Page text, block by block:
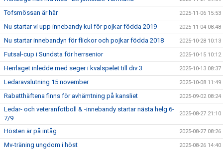
Tofsmössan är här 2025-11-06 15:53
Nu startar vi upp innebandy kul för pojkar födda 2019 2025-11-04 08:48
Nu startar innebandyn för flickor och pojkar födda 2018 2025-10-28 10:13
Futsal-cup i Sundsta för herrsenior 2025-10-15 10:12
Herrlaget inledde med seger i kvalspelet till div 3 2025-10-13 08:37
Ledaravslutning 15 november 2025-10-08 11:49
Rabatthäftena finns för avhämtning på kansliet 2025-09-02 08:24
Ledar- och veteranfotboll & -innebandy startar nästa helg 6-
7/9
2025-08-27 21:10
Hösten är på intåg 2025-08-27 08:26
Mv-träning ungdom i höst 2025-08-26 14:40